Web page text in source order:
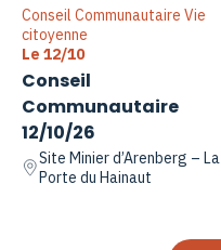
Conseil Communautaire Vie
citoyenne
Le 12/10
Conseil
Communautaire
12/10/26
Site Minier d’Arenberg – La
Porte du Hainaut